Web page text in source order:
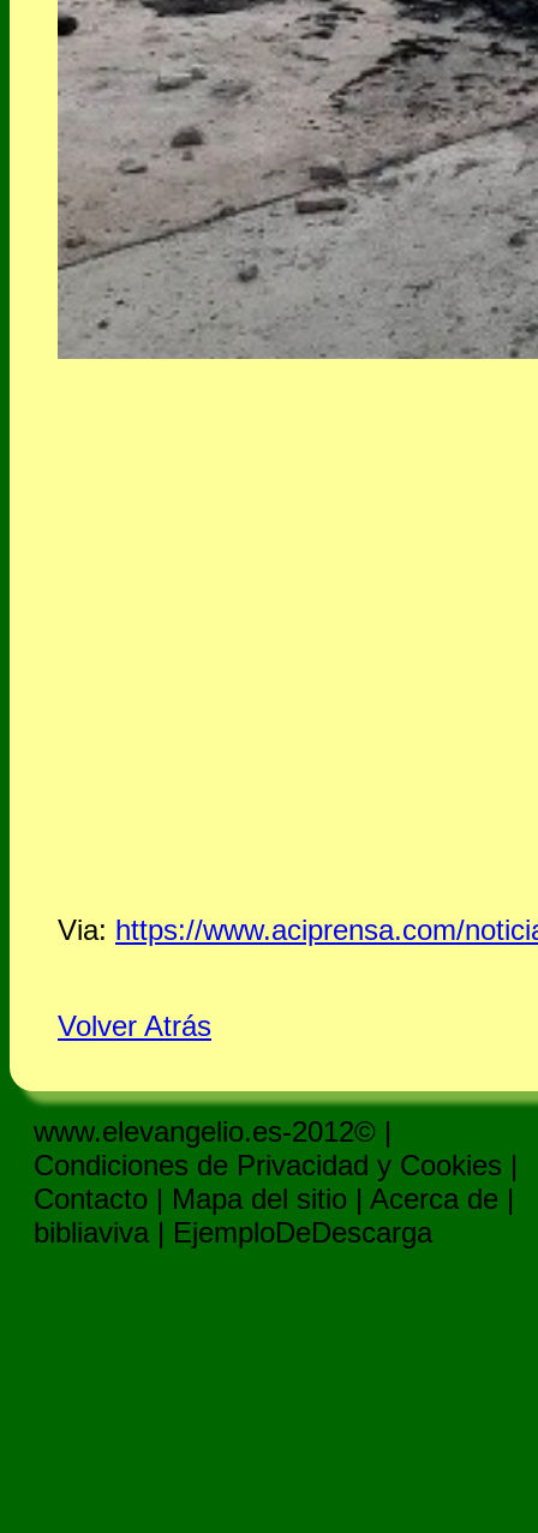
Via: https://www.aciprensa.com/
Volver Atrás
www.elevangelio.es-2012© |
Condiciones de Privacidad y Cookies |
Contacto | Mapa del sitio | Acerca de |
bibliaviva | EjemploDeDescarga